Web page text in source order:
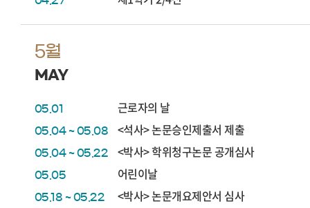
5월
MAY
05.01 근로자의 날
05.04 ~ 05.08 <석사> 논문승인제출서 제출
05.04 ~ 05.22 <박사> 학위청구논문 공개심사
05.05 어린이날
05.18 ~ 05.22 <박사> 논문개요제안서 심사